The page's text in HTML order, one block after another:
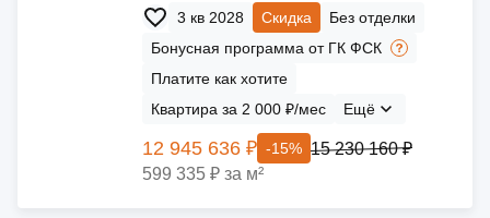
3 кв 2028 Скидка
Без отделки
Бонусная программа от ГК ФСК
Платите как хотите
Квартира за 2 000 ₽/мес
Ещё
12 945 636 ₽ -15% 15 230 160 ₽
599 335 ₽ за м²